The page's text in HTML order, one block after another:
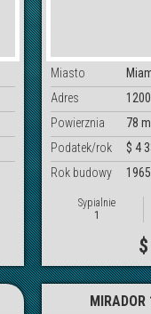
Miasto
Adres
Powierznia
78
Podatek/rok
$ 4
Rok budowy
1965
Sypialnie
1